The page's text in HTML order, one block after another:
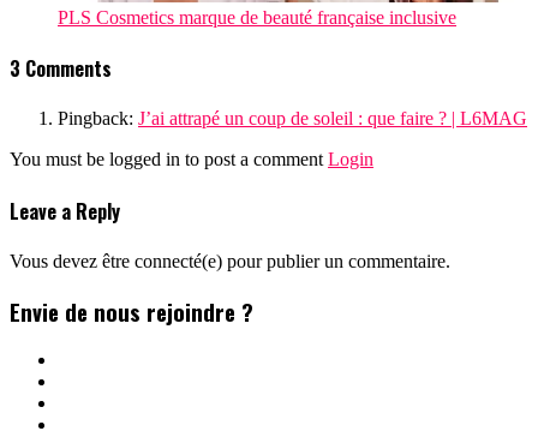
PLS Cosmetics marque de beauté française inclusive
3 Comments
Pingback: J’ai attrapé un coup de soleil : que faire ? | L6MAG
You must be logged in to post a comment Login
Leave a Reply
Vous devez être connecté(e) pour publier un commentaire.
Envie de nous rejoindre ?